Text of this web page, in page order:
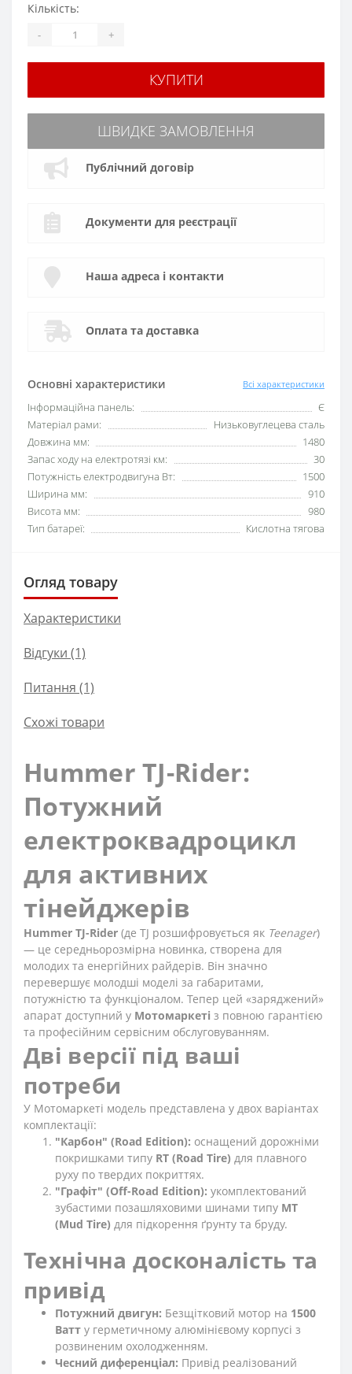
Основні характеристики Всі характеристики
Інформаційна панель:
Є
Матеріал рами:
Низьковуглецева сталь
Довжина мм:
1480
Запас ходу на електротязі км:
30
Потужність електродвигуна Вт:
1500
Ширина мм:
910
Висота мм:
980
Тип батареї:
Кислотна тягова
Кількість:
- +
КУПИТИ
ШВИДКЕ ЗАМОВЛЕННЯ
Публічний договір
Документи для реєстрації
Наша адреса і контакти
Оплата та доставка
Огляд товару
Характеристики
Відгуки (1)
Питання (1)
Схожі товари
Hummer TJ-Rider:
Потужний
електроквадроцикл
для активних
тінейджерів
Hummer TJ-Rider (де TJ розшифровується як Teenager)
— це середньорозмірна новинка, створена для
молодих та енергійних райдерів. Він значно
перевершує молодші моделі за габаритами,
потужністю та функціоналом. Тепер цей «заряджений»
апарат доступний у Мотомаркеті з повною гарантією
та професійним сервісним обслуговуванням.
Дві версії під ваші
потреби
У Мотомаркеті модель представлена у двох варіантах
комплектації:
"Карбон" (Road Edition): оснащений дорожніми
покришками типу RT (Road Tire) для плавного
руху по твердих покриттях.
"Графіт" (Off-Road Edition): укомплектований
зубастими позашляховими шинами типу MT
(Mud Tire) для підкорення ґрунту та бруду.
Технічна досконалість та
привід
Потужний двигун: Безщітковий мотор на 1500
Ватт у герметичному алюмінієвому корпусі з
розвиненим охолодженням.
Чесний диференціал: Привід реалізований